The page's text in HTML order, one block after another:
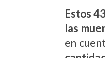
Estos
las
en